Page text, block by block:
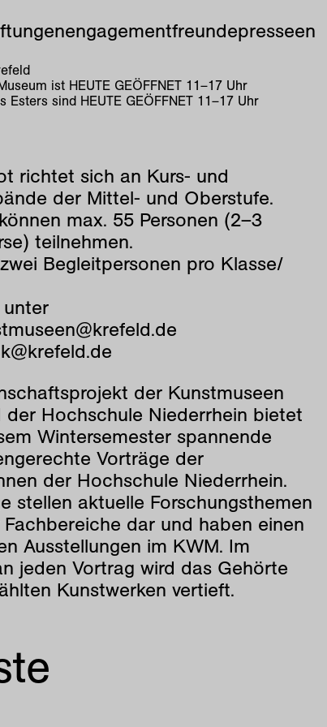
engagementfreundepresseen
ist HEUTE GEÖFFNET 11–17Uhr
Esters sind HEUTE GEÖFFNET 11–17Uhr
richtet sich an Kurs- und
der Mittel- und Oberstufe.
max. 55 Personen (2–3
teilnehmen.
Begleitpersonen pro Klasse/
der Kunstmuseen
der Hochschule Niederrhein bietet
Wintersemester spannende
Vorträge der
der Hochschule Niederrhein.
stellen aktuelle Forschungsthemen
dar und haben einen
Ausstellungen im KWM. Im
jeden Vortrag wird das Gehörte
Kunstwerken vertieft.